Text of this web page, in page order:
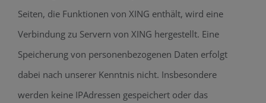
Seiten, die Funktionen von XING enthält, wird eine
Verbindung zu Servern von XING hergestellt. Eine
Speicherung von personenbezogenen Daten erfolgt
dabei nach unserer Kenntnis nicht. Insbesondere
werden keine IPAdressen gespeichert oder das